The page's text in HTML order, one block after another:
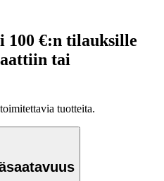
100 €:n tilauksille
tai
tuotteita.